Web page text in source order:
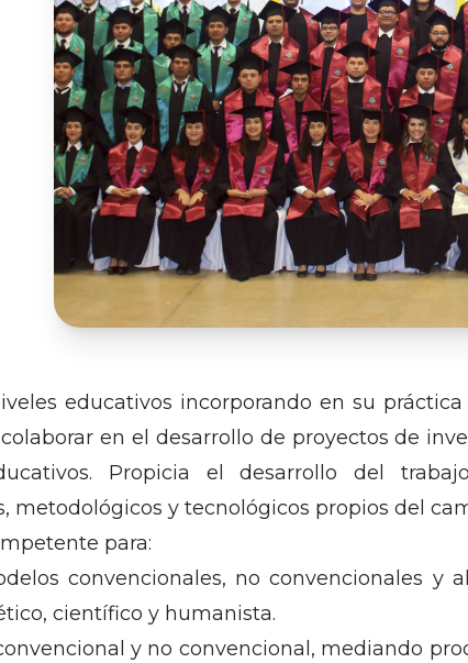
educativos incorporando en su
en el desarrollo de proyectos de
Propicia el desarrollo del
y tecnológicos propios del
para:
convencionales, no convencionales y
científico y humanista.
y no convencional, mediando